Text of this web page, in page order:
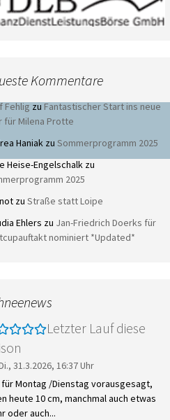
Kommentare
Fehlig zu Fantastischer Start ins neue
für Milena Protte
Haniak zu Sommerprogramm 2025
Heise-Engelschalk zu
2025
zu Straße statt Loipe
Ehlers zu Jan-Friedrich Doerks für
nominiert *Updated*
Letzter Lauf diese
31.3.2026, 16:37 Uhr
für Montag /Dienstag vorausgesagt,
heute 10 cm, manchmal auch etwas
oder auch...